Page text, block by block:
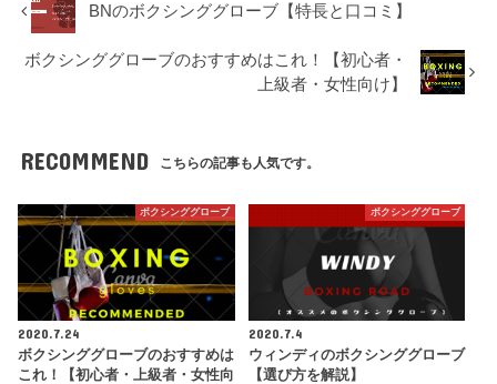
BNのボクシンググローブ【特長と口コミ】
ボクシンググローブのおすすめはこれ！【初心者・
上級者・女性向け】
RECOMMEND こちらの記事も人気です。
ボクシンググローブ
2020.7.24
ボクシンググローブのおすすめは
これ！【初心者・上級者・女性向
ボクシンググローブ
2020.7.4
ウィンディのボクシンググローブ
【選び方を解説】